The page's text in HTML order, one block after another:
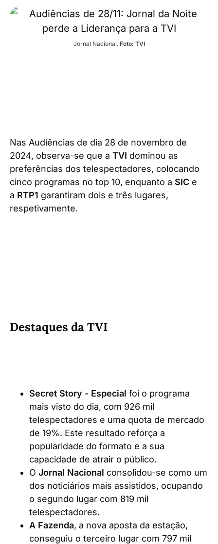
Jornal Nacional. Foto: TVI
Nas Audiências de dia 28 de novembro de
2024, observa-se que a TVI dominou as
preferências dos telespectadores, colocando
cinco programas no top 10, enquanto a SIC e
a RTP1 garantiram dois e três lugares,
respetivamente.
Destaques da TVI
Secret Story - Especial foi o programa
mais visto do dia, com 926 mil
telespectadores e uma quota de mercado
de 19%. Este resultado reforça a
popularidade do formato e a sua
capacidade de atrair o público.
O Jornal Nacional consolidou-se como um
dos noticiários mais assistidos, ocupando
o segundo lugar com 819 mil
telespectadores.
A Fazenda, a nova aposta da estação,
conseguiu o terceiro lugar com 797 mil